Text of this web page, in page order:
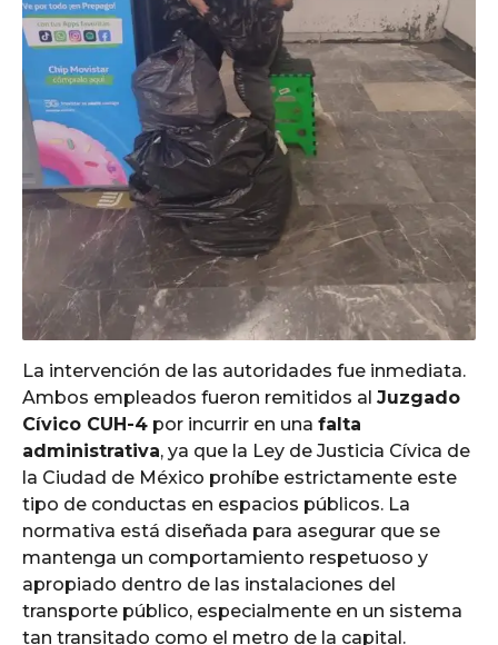
La intervención de las autoridades fue inmediata.
Ambos empleados fueron remitidos al Juzgado
Cívico CUH-4 por incurrir en una falta
administrativa, ya que la Ley de Justicia Cívica de
la Ciudad de México prohíbe estrictamente este
tipo de conductas en espacios públicos. La
normativa está diseñada para asegurar que se
mantenga un comportamiento respetuoso y
apropiado dentro de las instalaciones del
transporte público, especialmente en un sistema
tan transitado como el metro de la capital.